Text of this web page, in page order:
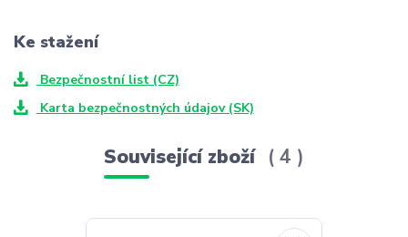
Ke stažení
Bezpečnostní list (CZ)
Karta bezpečnostných údajov (SK)
Související zboží 4